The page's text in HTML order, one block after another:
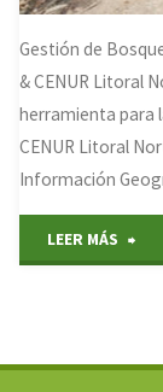
Gestión de
& CENUR Litoral
herramienta para
CENUR Litoral
Información
LEER MÁS